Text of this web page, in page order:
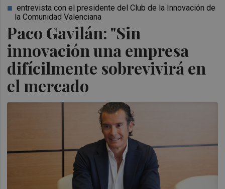
Paco Gavilán: "Sin
innovación una empresa
difícilmente sobrevivirá en
el mercado
entrevista con el presidente del Club de la Innovación de
la Comunidad Valenciana